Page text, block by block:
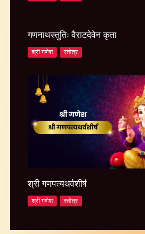
गणनाथस्तुतिः वैराटदेवेन कृता
श्री गणेश स्तोत्र
श्री गणपत्यथर्वशीर्ष
श्री गणेश , स्तोत्र